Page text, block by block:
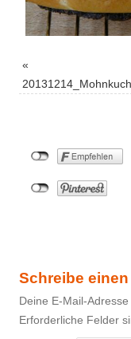
«
Schreibe
Deine E-Mail-
Erforderliche Felder